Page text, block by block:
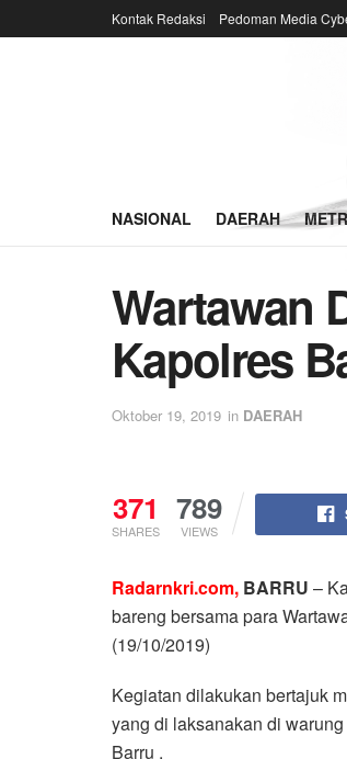
Kontak Redaksi Pedoman Media
NASIONAL DAERAH
Wartawan
Kapolres
Oktober 19, 2019 in DAERAH
371
SHARES
789
VIEWS
Radarnkri.com, BARRU –
bareng bersama para
(19/10/2019)
Kegiatan dilakukan bertajuk
yang di laksanakan di
Barru .